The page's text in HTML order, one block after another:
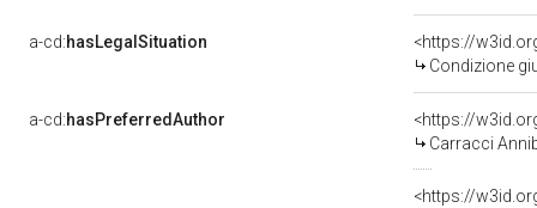
a-cd:hasLegalSituation
<https://
Condizione
a-cd:hasPreferredAuthor
<https://
Carracci
<https://